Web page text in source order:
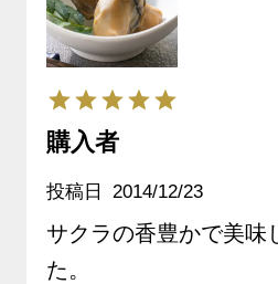
購入者
投稿日 2014/12/23
サクラの香豊かで美味
た。